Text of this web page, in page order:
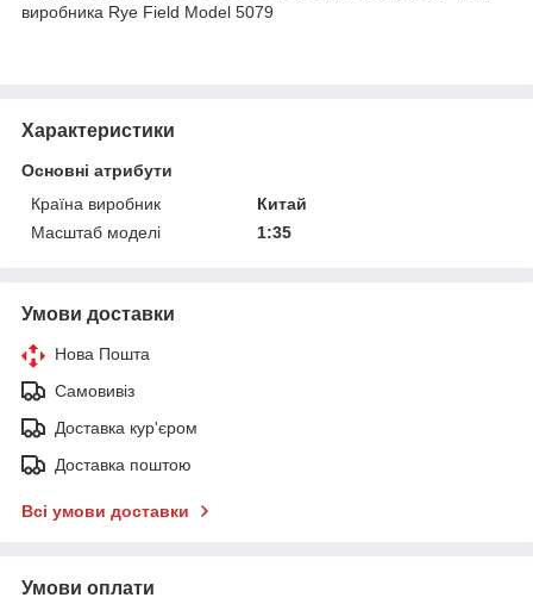
виробника Rye Field Model 5079
Характеристики
Основні атрибути
Країна виробник
Китай
Масштаб моделі
1:35
Умови доставки
Нова Пошта
Самовивіз
Доставка кур'єром
Доставка поштою
Всі умови доставки
Умови оплати